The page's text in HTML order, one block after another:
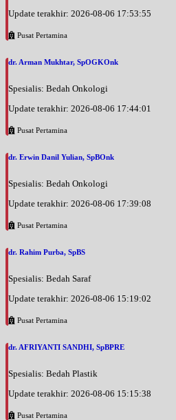
Update terakhir: 2026-08-06 17:53:55
Pusat Pertamina
dr. Arman Mukhtar, SpOGKOnk
Spesialis: Bedah Onkologi
Update terakhir: 2026-08-06 17:44:01
Pusat Pertamina
dr. Erwin Danil Yulian, SpBOnk
Spesialis: Bedah Onkologi
Update terakhir: 2026-08-06 17:39:08
Pusat Pertamina
dr. Rahim Purba, SpBS
Spesialis: Bedah Saraf
Update terakhir: 2026-08-06 15:19:02
Pusat Pertamina
dr. AFRIYANTI SANDHI, SpBPRE
Spesialis: Bedah Plastik
Update terakhir: 2026-08-06 15:15:38
Pusat Pertamina